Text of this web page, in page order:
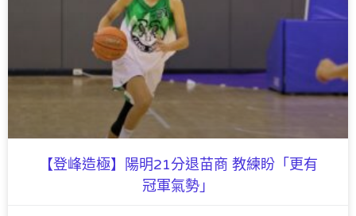
【登峰造極】陽明21分退苗商 教練盼「更有
冠軍氣勢」